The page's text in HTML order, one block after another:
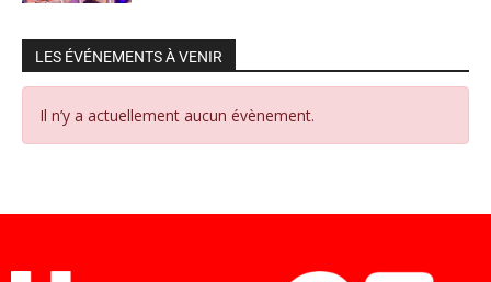
LES ÉVÉNEMENTS À VENIR
Il n’y a actuellement aucun évènement.